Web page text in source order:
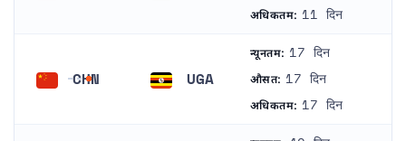
अधिकतम: 11 दिन
CHN UGA
न्यूनतम: 17 दिन
औसत: 17 दिन
अधिकतम: 17 दिन